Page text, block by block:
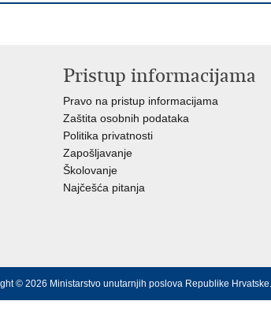
Pristup informacijama
Pravo na pristup informacijama
Zaštita osobnih podataka
Politika privatnosti
Zapošljavanje
Školovanje
Najčešća pitanja
© 2026 Ministarstvo unutarnjih poslova Republike Hrvatske.